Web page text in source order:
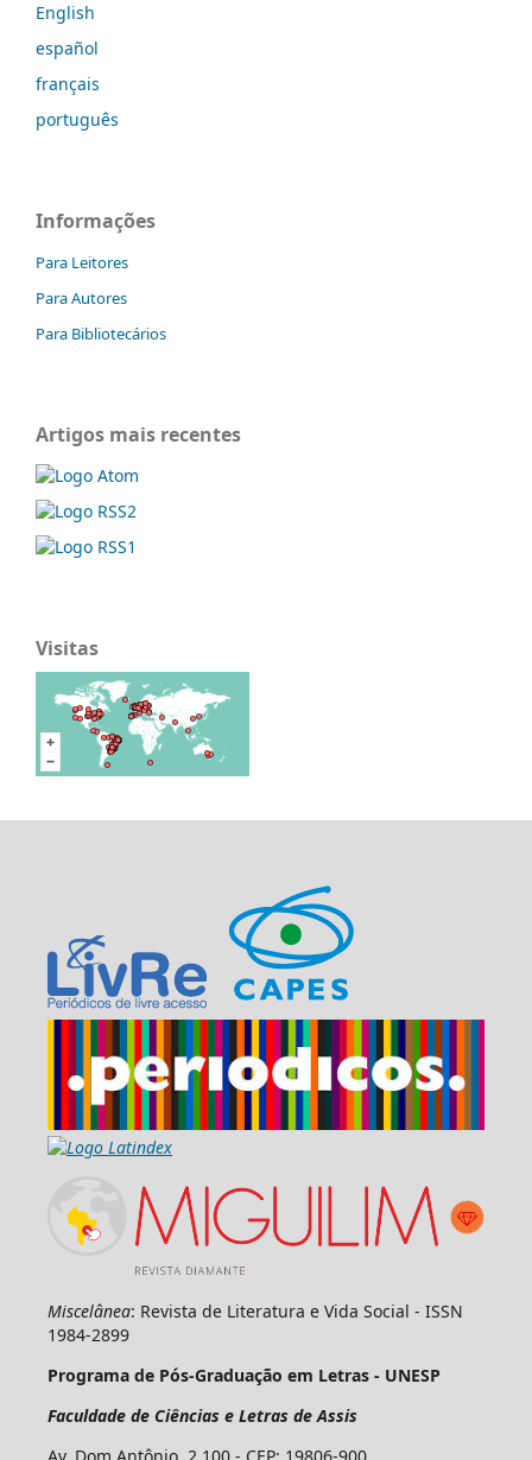
English
español
français
português
Informações
Para Leitores
Para Autores
Para Bibliotecários
Artigos mais recentes
Visitas
Miscelânea: Revista de Literatura e Vida Social - ISSN
1984-2899
Programa de Pós-Graduação em Letras - UNESP
Faculdade de Ciências e Letras de Assis